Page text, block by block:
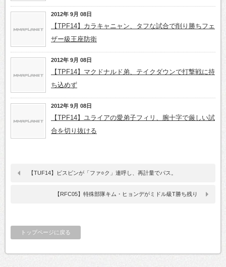
2012年 9月 08日
【TPF14】カラキャニャン、タフな試合で削り勝ちフェ
ザー級王座防衛
2012年 9月 08日
【TPF14】マクドナルド弟、テイクダウンで打撃戦に持
ち込めず
2012年 9月 08日
【TPF14】ユライアの愛弟子フィリ、腕十字で厳しい試
合を切り抜ける
【TUF14】ビスピンが「ファ○ク」連呼し、再計量でパス。
【RFC05】特殊部隊キム・ヒョンデがミドル級T勝ち残り
トップページに戻る